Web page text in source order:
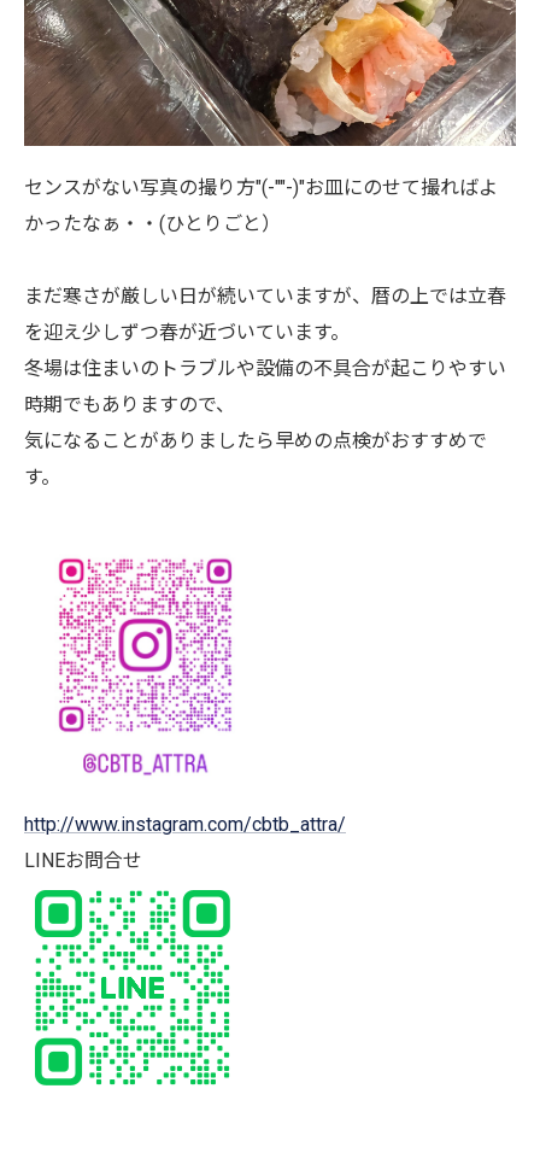
センスがない写真の撮り方"(-""-)"お皿にのせて撮ればよ
かったなぁ・・(ひとりごと）
まだ寒さが厳しい日が続いていますが、暦の上では立春
を迎え少しずつ春が近づいています。
冬場は住まいのトラブルや設備の不具合が起こりやすい
時期でもありますので、
気になることがありましたら早めの点検がおすすめで
す。
http://www.instagram.com/cbtb_attra/
LINEお問合せ